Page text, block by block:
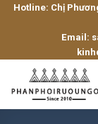
SkipHotline: Chị
Email: